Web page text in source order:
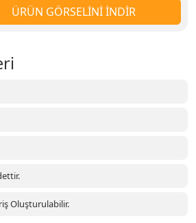
ÜRÜN GÖRSELİNİ İNDİR
Oluşturulabilir.